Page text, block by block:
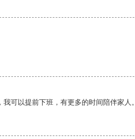
可以提前下班，有更多的时间陪伴家人。